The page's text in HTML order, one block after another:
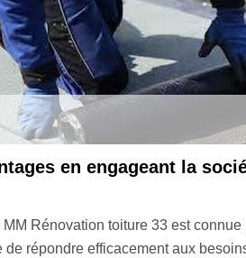
en engageant la
Rénovation toiture 33 est
répondre efficacement aux